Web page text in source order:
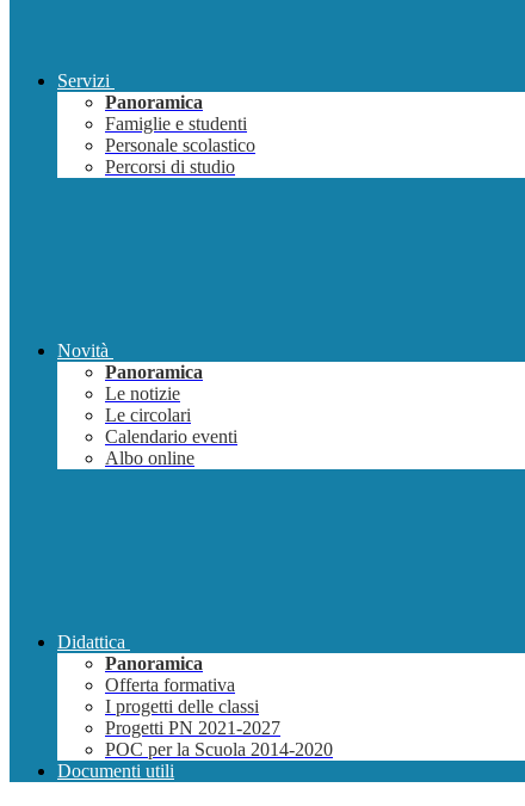
Servizi
Panoramica
Famiglie e studenti
Personale scolastico
Percorsi di studio
Novità
Panoramica
Le notizie
Le circolari
Calendario eventi
Albo online
Didattica
Panoramica
Offerta formativa
I progetti delle classi
Progetti PN 2021-2027
POC per la Scuola 2014-2020
Documenti utili